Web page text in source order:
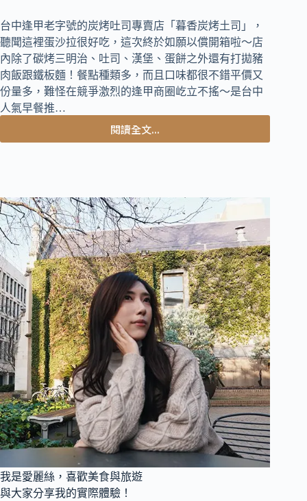
好
美
味
台中逢甲老字號的炭烤吐司專賣店「暮香炭烤土司」，
聽聞這裡蛋沙拉很好吃，這次終於如願以償開箱啦～店
內除了碳烤三明治、吐司、漢堡、蛋餅之外還有打拋豬
肉飯跟鐵板麵！餐點種類多，而且口味都很不錯平價又
份量多，難怪在競爭激烈的逢甲商圈屹立不搖～是台中
人氣早餐推…
閱讀全文...
台
餐
｜
逢
甲
早
餐
店
人
氣
炭
烤
吐
司
專
賣
店，
還
有
鐵
板
我是愛麗絲，喜歡美食與旅遊
與大家分享我的實際體驗！